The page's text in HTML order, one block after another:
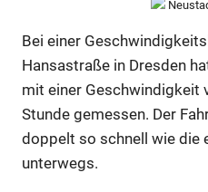
Bei einer
Hansastraße in Dresden
mit einer Geschwindigkeit
Stunde gemessen. Der
doppelt so schnell wie die
unterwegs.